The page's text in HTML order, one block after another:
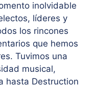
inolvidable
líderes y
los rincones
que hemos
Tuvimos una
musical,
hasta Destruction